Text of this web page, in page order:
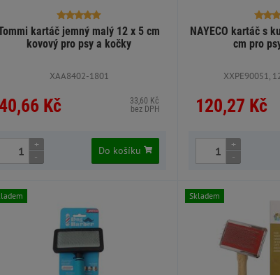
kartáč jemný malý 12 x 5 cm
kovový pro psy a kočky
XAA8402-1801
40,66 Kč
33,60 Kč
bez DPH
+
-
Do košíku
NAYECO kartáč s
cm pro
XXPE90051,
120,27 Kč
+
-
Skladem